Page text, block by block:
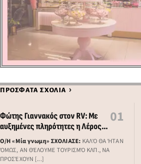
ΠΡΟΣΦΑΤΑ ΣΧΟΛΙΑ ›
Φώτης Γιαννακός στον RV: Με
αυξημένες πληρότητες η Λέρος,
στόχος η επιμήκυνση της
τουριστικής σεζόν στο νησί
(audio)
01
Ο/Η «Μία γνωμη» ΣΧΟΛΙΑΣΕ: ΚΑΛΌ ΘΑ ΉΤΑΝ
ΌΜΩΣ, ΑΝ ΘΈΛΟΥΜΕ ΤΟΥΡΙΣΜΌ ΚΛΠ., ΝΑ
ΠΡΟΣΈΧΟΥΝ [...]